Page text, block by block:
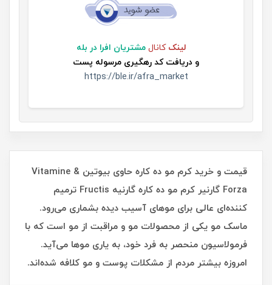
لینک کانال مشتریان افرا در بله
و دریافت کد رهگیری مرسوله پست
https://ble.ir/afra_market
قیمت و خرید کرم مو ده کاره حاوی بیوتین Vitamine &
Forza گارنیر کرم مو ده کاره گارنیه Fructis ترمیم
کننده‌ای عالی برای موهای آسیب دیده بشماری می‌رود.
ماسک مو یکی از محصولات مو و مراقبت از مو است که با
فرمولاسیون منحصر به فرد خود، به یاری موها می‌آید.
امروزه بیشتر مردم از مشکلات پوست و مو کلافه شده‌اند.